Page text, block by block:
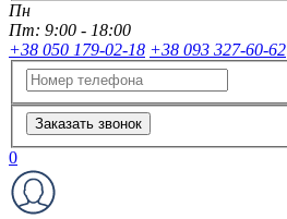
Пн
Пт: 9:00 - 18:00
+38 050 179-02-18 +38 093 327-60-62
Заказать звонок
0